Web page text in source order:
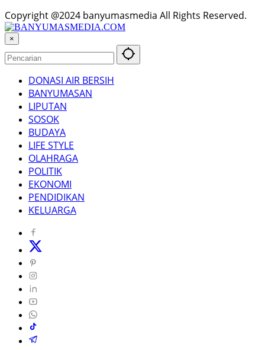
Copyright @2024 banyumasmedia All Rights Reserved.
×
DONASI AIR BERSIH
BANYUMASAN
LIPUTAN
SOSOK
BUDAYA
LIFE STYLE
OLAHRAGA
POLITIK
EKONOMI
PENDIDIKAN
KELUARGA